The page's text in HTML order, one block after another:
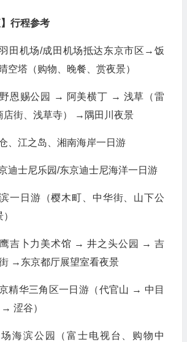
】行程参考
田机场/成田机场抵达东京市区→饭
空塔（购物、晚餐、赏夜景）
野恩赐公园 → 阿美横丁 → 浅草（雷
店街、浅草寺） →隅田川夜景
、江之岛、湘南海岸一日游
迪士尼乐园/东京迪士尼海洋一日游
一日游（樱木町、中华街、山下公
吉卜力美术馆 → 井之头公园 → 吉
→东京都厅展望室看夜景
精华三角区一日游（代官山 → 中目
涩谷）
海滨公园（富士电视台、购物中